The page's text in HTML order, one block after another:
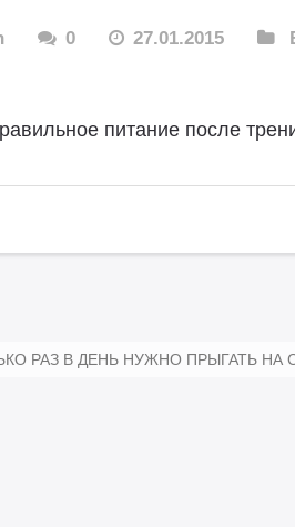
0 27.01.2015
равильное питание после
РАЗ В ДЕНЬ НУЖНО ПРЫГАТЬ НА